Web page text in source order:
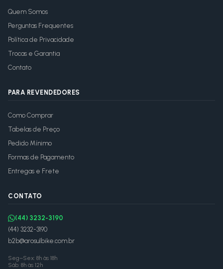
Quem Somos
Perguntas Frequentes
Política de Privacidade
Trocas e Garantia
Contato
PARA REVENDEDORES
Como Comprar
Tabelas de Preço
Pedido Mínimo
Formas de Pagamento
Entregas e Frete
CONTATO
(44) 3232-3190
(44) 3232-3190
b2b@arosulbike.com.br
Seg–Sex: 8h às 18h
Sáb: 8h às 12h